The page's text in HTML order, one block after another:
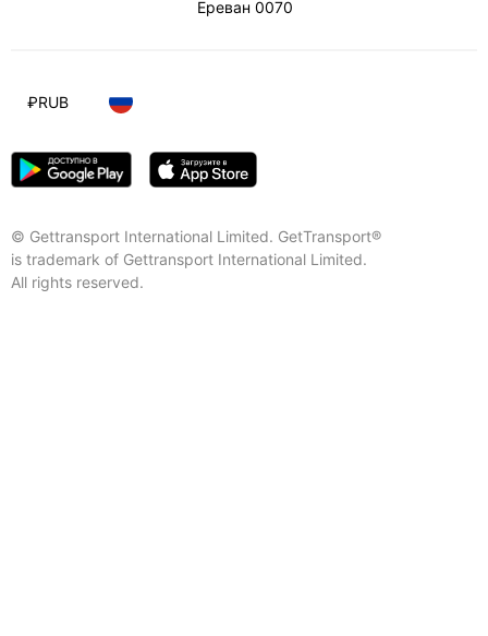
Ереван 0070
© Gettransport International Limited. GetTransport®
is trademark of Gettransport International Limited.
All rights reserved.
₽RUB